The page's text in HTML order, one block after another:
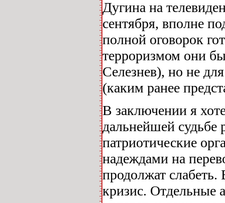
Дугина на
сентября, вполне
полной оговорок
терроризмом они
Селезнев), но не
(каким ранее
В заключении я
дальнейшей
патриотические
надеждами на
продолжат
кризис. Отдельные